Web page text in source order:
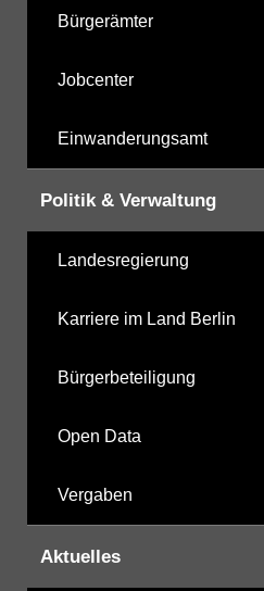
Bürgerämter
Jobcenter
Einwanderungsamt
Politik & Verwaltung
Landesregierung
Karriere im Land Berlin
Bürgerbeteiligung
Open Data
Vergaben
Aktuelles